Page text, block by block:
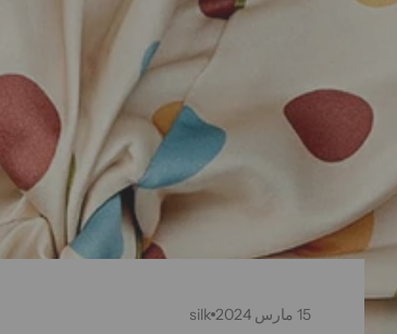
15 مارس 2024 silk